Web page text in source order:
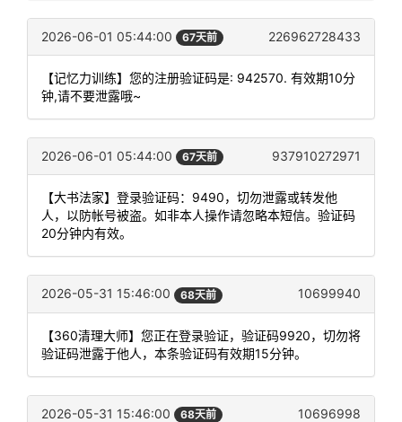
2026-06-01 05:44:00 67天前 226962728433
【记忆力训练】您的注册验证码是: 942570. 有效期10分
钟,请不要泄露哦~
2026-06-01 05:44:00 67天前 937910272971
【大书法家】登录验证码：9490，切勿泄露或转发他
人，以防帐号被盗。如非本人操作请忽略本短信。验证码
20分钟内有效。
2026-05-31 15:46:00 68天前 10699940
【360清理大师】您正在登录验证，验证码9920，切勿将
验证码泄露于他人，本条验证码有效期15分钟。
2026-05-31 15:46:00 68天前 10696998